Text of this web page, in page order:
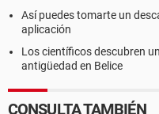
Así puedes tomarte un
aplicación
Los científicos descubren
antigüedad en Belice
CONSULTA TAMBIÉN